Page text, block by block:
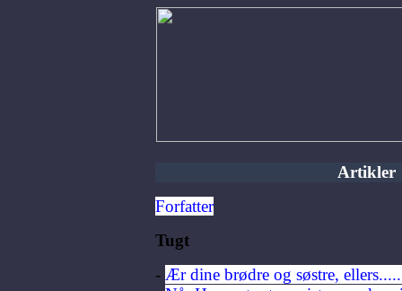
Artikler
Forfatter
Tugt
- Ær dine brødre og søstre,